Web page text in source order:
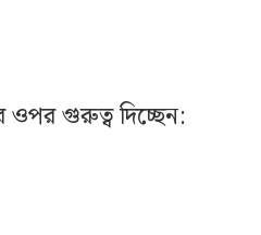
ওপর গুরুত্ব দিচ্ছেন: